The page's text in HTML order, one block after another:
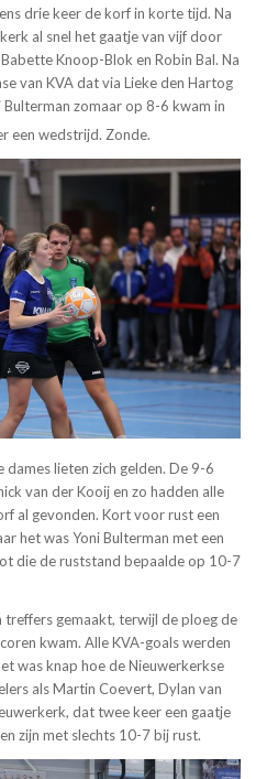
drie keer de korf in korte tijd. Na
al snel het gaatje van vijf door
Knoop-Blok en Robin Bal. Na
van KVA dat via Lieke den Hartog
zomaar op 8-6 kwam in
een wedstrijd. Zonde.
lieten zich gelden. De 9-6
van der Kooij en zo hadden alle
al gevonden. Kort voor rust een
het was Yoni Bulterman met een
die de ruststand bepaalde op 10-7
treffers gemaakt, terwijl de ploeg de
kwam. Alle KVA-goals werden
was knap hoe de Nieuwerkerkse
als Martin Coevert, Dylan van
dat twee keer een gaatje
zijn met slechts 10-7 bij rust.